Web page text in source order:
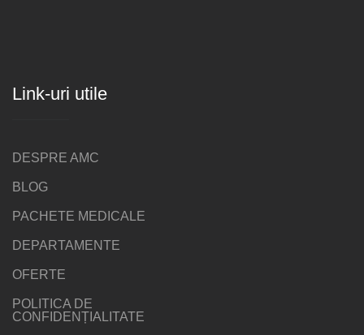
Link-uri utile
DESPRE AMC
BLOG
PACHETE MEDICALE
DEPARTAMENTE
OFERTE
POLITICA DE
CONFIDENȚIALITATE